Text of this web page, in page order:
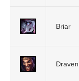
Briar
Draven